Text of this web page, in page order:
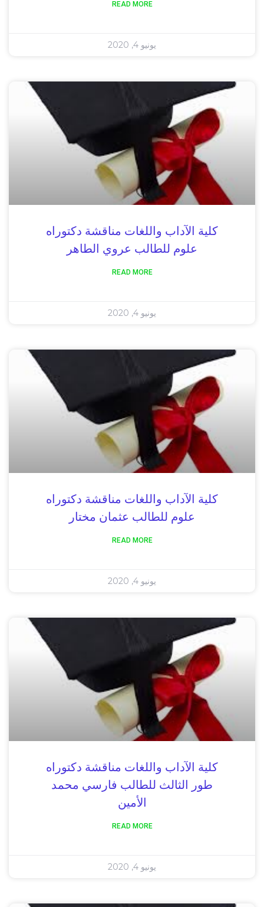
READ MORE
يونيو 4, 2020
كلية الآداب واللغات مناقشة دكتوراه
علوم للطالب عروي الطاهر
READ MORE
يونيو 4, 2020
كلية الآداب واللغات مناقشة دكتوراه
علوم للطالب عثمان مختار
READ MORE
يونيو 4, 2020
كلية الآداب واللغات مناقشة دكتوراه
طور الثالث للطالب فارسي محمد
الأمين
READ MORE
يونيو 4, 2020